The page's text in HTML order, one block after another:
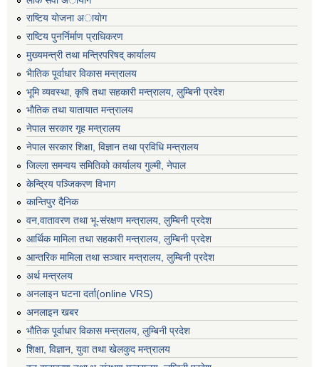
राष्टिय याेजना अायाेग
राष्टिय पुनर्निर्माण प्राधिकरण
मुख्यमन्त्री तथा मन्त्रिपरिषद् कार्यालय
भैातिक पूर्वाधार विकास मन्त्रालय
भूमि व्यवस्था, कृषि तथा सहकारी मन्त्रालय, लु्म्बिनी प्रदेश
भाैतिक तथा यातायात मन्त्रालय
नेपाल सरकार गृह मन्त्रालय
नेपाल सरकार शिक्षा, विज्ञान तथा प्रविधि मन्त्रालय
जिल्ला समन्वय समितिको कार्यालय गुल्मी, नेपाल
केन्द्रिय पञ्जिकरण विभाग
कान्तिपुर दैनिक
वन,वातावरण तथा भू-संरक्षण मन्त्रालय, लुम्बिनी प्रदेश
आर्थिक मामिला तथा सहकारी मन्त्रालय, लुम्बिनी प्रदेश
आन्तरिक मामिला तथा सञ्चार मन्त्रालय, लुम्बिनी प्रदेश
अर्थ मन्त्रलय
अनलाइन घटना दर्ता(online VRS)
अनलाइन खबर
भौतिक पूर्वाधार विकास मन्त्रालय, लुम्बिनी प्रदेश
शिक्षा, विज्ञान, युवा तथा खेलकुद मन्‍‍त्रालय